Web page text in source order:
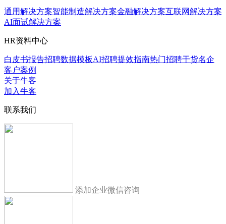
通用解决方案智能制造解决方案金融解决方案互联网解决方案
AI面试解决方案
HR资料中心
白皮书报告招聘数据模板AI招聘提效指南热门招聘干货名企
客户案例
关于牛客
加入牛客
联系我们
添加企业微信咨询